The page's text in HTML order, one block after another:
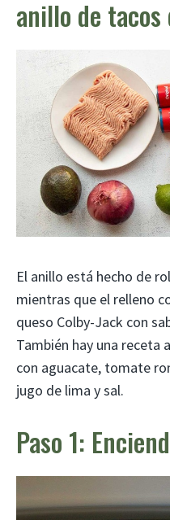
anillo de tacos
El anillo está hecho de
mientras que el relleno
queso Colby-Jack con
También hay una receta
con aguacate, tomate
jugo de lima y sal.
Paso 1: